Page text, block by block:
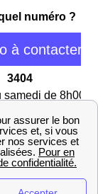
numéro ?
à contacter
3404
de 8h00 à
3022
de 8h00 à
17h30